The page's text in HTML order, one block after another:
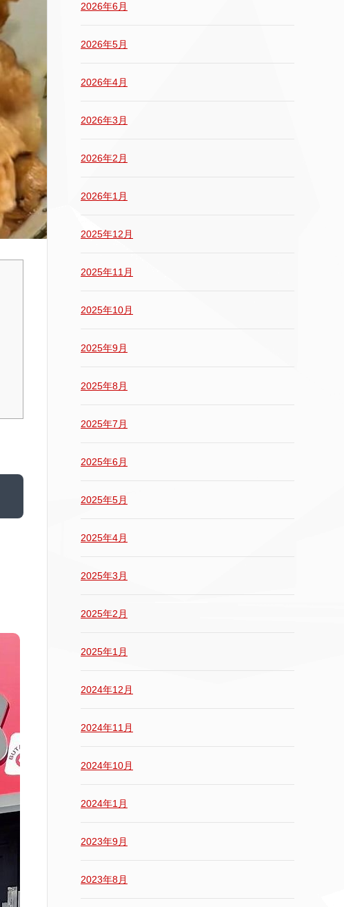
2026年6月
2026年5月
2026年4月
2026年3月
2026年2月
2026年1月
2025年12月
2025年11月
2025年10月
2025年9月
2025年8月
2025年7月
2025年6月
2025年5月
2025年4月
2025年3月
2025年2月
2025年1月
2024年12月
2024年11月
2024年10月
2024年1月
2023年9月
2023年8月